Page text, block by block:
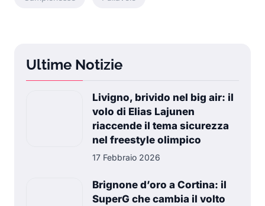
Ultime Notizie
Livigno, brivido nel big air: il
volo di Elias Lajunen
riaccende il tema sicurezza
nel freestyle olimpico
17 Febbraio 2026
Brignone d’oro a Cortina: il
SuperG che cambia il volto